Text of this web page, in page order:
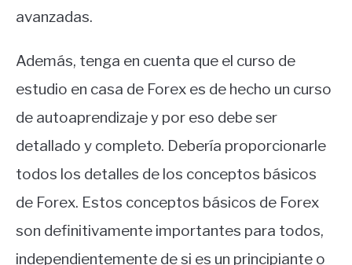
avanzadas.
Además, tenga en cuenta que el curso de
estudio en casa de Forex es de hecho un curso
de autoaprendizaje y por eso debe ser
detallado y completo. Debería proporcionarle
todos los detalles de los conceptos básicos
de Forex. Estos conceptos básicos de Forex
son definitivamente importantes para todos,
independientemente de si es un principiante o